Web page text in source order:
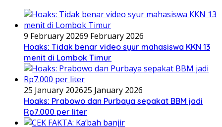
9 February 20269 February 2026
Hoaks: Tidak benar video syur mahasiswa KKN 13
menit di Lombok Timur
25 January 202625 January 2026
Hoaks: Prabowo dan Purbaya sepakat BBM jadi
Rp7.000 per liter